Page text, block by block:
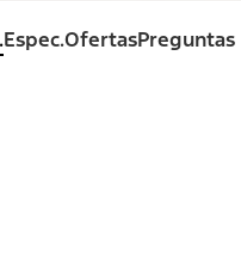
Espec.Ofertas